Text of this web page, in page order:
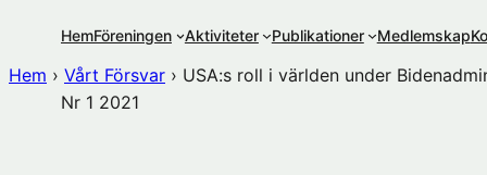
innehåll
HemFöreningen Aktiviteter Publikationer Medlemskap
Hem › Vårt Försvar › USA:s roll i världen under
Nr 1 2021